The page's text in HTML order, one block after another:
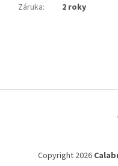
Záruka: 2 roky
Copyright 2026